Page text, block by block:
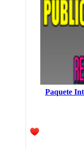
Paquete